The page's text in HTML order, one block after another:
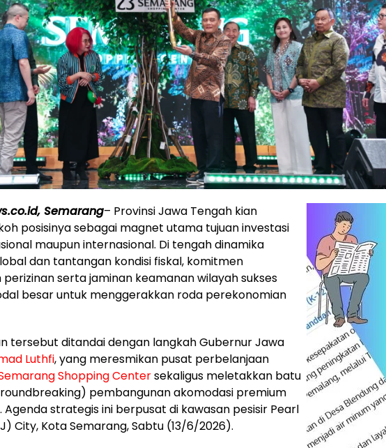
Semarang– Provinsi Jawa Tengah kian
posisinya sebagai magnet utama tujuan investasi
maupun internasional. Di tengah dinamika
dan tantangan kondisi fiskal, komitmen
serta jaminan keamanan wilayah sukses
besar untuk menggerakkan roda perekonomian
tersebut ditandai dengan langkah Gubernur Jawa
Luthfi, yang meresmikan pusat perbelanjaan
Shopping Centersekaligus meletakkan batu
pembangunan akomodasi premium
Agenda strategis ini berpusat di kawasan pesisir Pearl
City, Kota Semarang, Sabtu (13/6/2026).